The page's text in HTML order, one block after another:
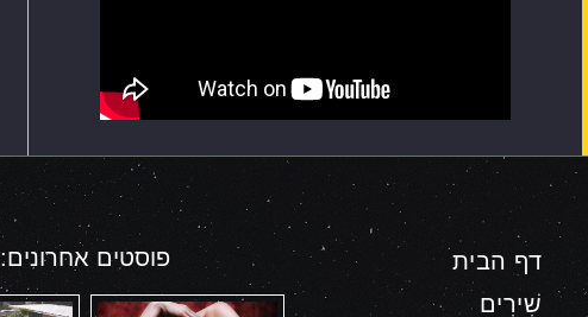
דף הבית
שִׁירִים
פוסטים אחרונים: